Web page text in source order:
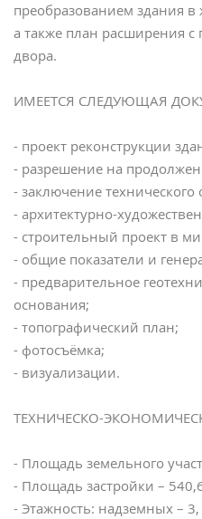
преобразованием здания
а также план расширения с
двора.
ИМЕЕТСЯ СЛЕДУЮЩАЯ
- проект реконструкции
- разрешение на
- заключение технического
- архитектурно-
- строительный проект в
- общие показатели и
- предварительное
основания;
- топографический план;
- фотосъёмка;
- визуализации.
ТЕХНИЧЕСКО-
- Площадь земельного
- Площадь застройки –
- Этажность: надземных –